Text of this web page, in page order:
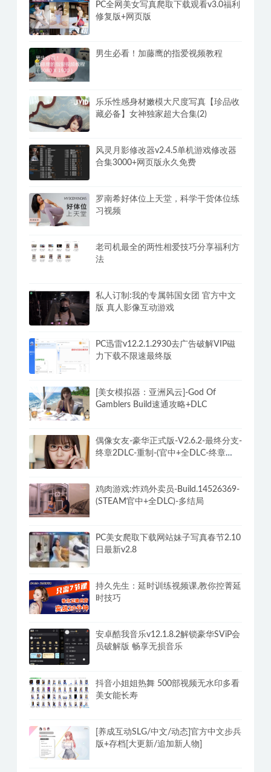
PC全网美女写真爬取下载观看v3.0福利
修复版+网页版
男生必看！加藤鹰的指爱视频教程
乐乐性感身材嫩模大尺度写真【珍品收
藏必备】女神独家超大合集(2)
风灵月影修改器v2.4.5单机游戏修改器
合集3000+网页版永久免费
罗南希好体位上天堂，科学干货体位练
习视频
老司机最全的两性相爱技巧分享福利方
法
私人订制:我的专属韩国女团 官方中文
版 真人影像互动游戏
PC迅雷v12.2.1.2930去广告破解VIP磁
力下载不限速最终版
[美女模拟器：亚洲风云]-God Of
Gamblers Build速通攻略+DLC
偶像女友-豪华正式版-V2.6.2-最终分支-
终章2DLC-重制-(官中+全DLC-终章
鸡肉游戏:炸鸡外卖员-Build.14526369-
(STEAM官中+全DLC)-多结局
PC美女爬取下载网站妹子写真春节2.10
日最新v2.8
持久先生：延时训练视频课,教你控菁延
时技巧
安卓酷我音乐v12.1.8.2解锁豪华SViP会
员破解版 畅享无损音乐
抖音小姐姐热舞 500部视频无水印多看
美女能长寿
[养成互动SLG/中文/动态]官方中文步兵
版+存档[大更新/追加新人物]